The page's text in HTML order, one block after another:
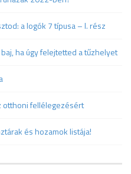
a logók 7 típusa – I. rész
ha úgy felejtetted a tűzhelyet
otthoni fellélegezésért
és hozamok listája!